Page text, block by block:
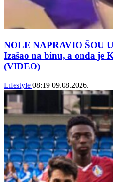
NOLE NAPRAVIO ŠOU
Izašao na binu, a onda je
(VIDEO)
Lifestyle 08:19 09.08.2026.